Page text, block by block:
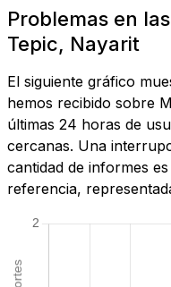
Problemas en
Tepic, Nayarit
El siguiente gráfico
hemos recibido sobre
últimas 24 horas de
cercanas. Una
cantidad de informes
referencia,